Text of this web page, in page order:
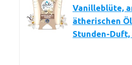
Vanilleblüte,
ätherischen
Stunden-Duft,